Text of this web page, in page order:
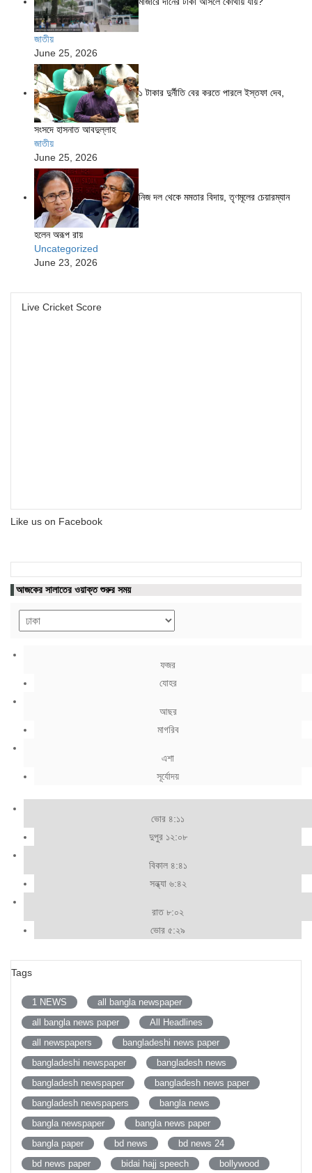
জাতীয়
June 25, 2026
১ টাকার দুর্নীতি বের করতে পারলে ইস্তফা দেব,
সংসদে হাসনাত আবদুল্লাহ
জাতীয়
June 25, 2026
নিজ দল থেকে মমতার বিদায়, তৃণমূলের চেয়ারম্যান
হলেন অরূপ রায়
Uncategorized
June 23, 2026
Live Cricket Score
Like us on Facebook
আজকের সালাতের ওয়াক্ত শুরুর সময়
ফজর
যোহর
আছর
মাগরিব
এশা
সূর্যোদয়
ভোর ৪:১১
দুপুর ১২:০৮
বিকাল ৪:৪১
সন্ধ্যা ৬:৪২
রাত ৮:০২
ভোর ৫:২৯
Tags
1 NEWS
all bangla newspaper
all bangla news paper
All Headlines
all newspapers
bangladeshi news paper
bangladeshi newspaper
bangladesh news
bangladesh newspaper
bangladesh news paper
bangladesh newspapers
bangla news
bangla newspaper
bangla news paper
bangla paper
bd news
bd news 24
bd news paper
bidai hajj speech
bollywood